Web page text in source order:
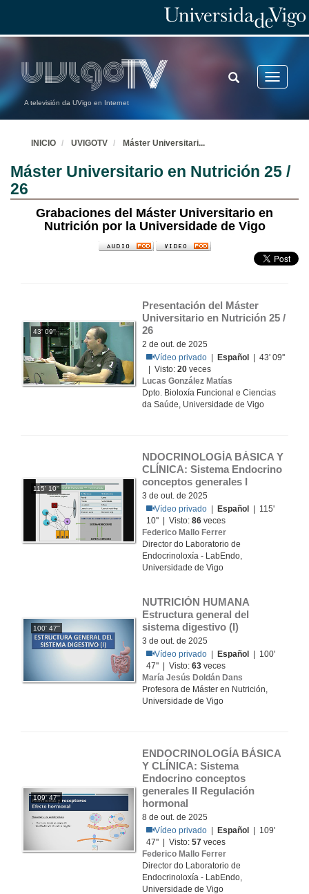
A televisión da UVigo en Internet
Toggle
TOGGLE
SEARCH
INICIO UVIGOTV Máster Universitari...
Máster Universitario en Nutrición 25 /
26
Grabaciones del Máster Universitario en
Nutrición por la Universidade de Vigo
43' 09''
Presentación del Máster
Universitario en Nutrición 25 /
26
2 de out. de 2025
Vídeo privado
Español
| 43' 09''
| Visto:20 veces
Lucas González Matías
Dpto. Bioloxía Funcional e Ciencias
da Saúde, Universidade de Vigo
115' 10''
NDOCRINOLOGÍA BÁSICA Y
CLÍNICA: Sistema Endocrino
conceptos generales I
3 de out. de 2025
Vídeo privado
Español
| 115'
10'' | Visto:86 veces
Federico Mallo Ferrer
Director do Laboratorio de
Endocrinoloxía - LabEndo,
Universidade de Vigo
100' 47''
NUTRICIÓN HUMANA
Estructura general del
sistema digestivo (I)
3 de out. de 2025
Vídeo privado
Español
| 100'
47'' | Visto:63 veces
María Jesús Doldán Dans
Profesora de Máster en Nutrición,
Universidade de Vigo
109' 47''
ENDOCRINOLOGÍA BÁSICA
Y CLÍNICA: Sistema
Endocrino conceptos
generales II Regulación
hormonal
8 de out. de 2025
Vídeo privado
Español
| 109'
47'' | Visto:57 veces
Federico Mallo Ferrer
Director do Laboratorio de
Endocrinoloxía - LabEndo,
Universidade de Vigo